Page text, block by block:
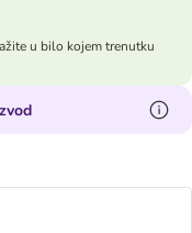
u bilo kojem trenutku